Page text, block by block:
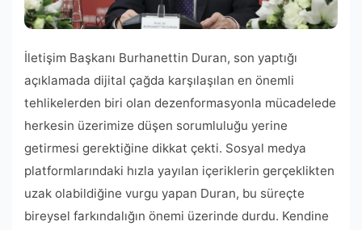
İletişim Başkanı Burhanettin Duran, son yaptığı
açıklamada dijital çağda karşılaşılan en önemli
tehlikelerden biri olan dezenformasyonla mücadelede
herkesin üzerimize düşen sorumluluğu yerine
getirmesi gerektiğine dikkat çekti. Sosyal medya
platformlarındaki hızla yayılan içeriklerin gerçeklikten
uzak olabildiğine vurgu yapan Duran, bu süreçte
bireysel farkındalığın önemi üzerinde durdu. Kendine